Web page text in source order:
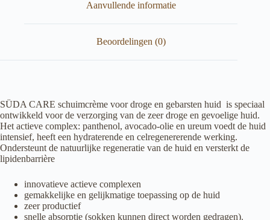
Aanvullende informatie
Beoordelingen (0)
SÜDA CARE schuimcrème voor droge en gebarsten huid is speciaal
ontwikkeld voor de verzorging van de zeer droge en gevoelige huid.
Het actieve complex: panthenol, avocado-olie en ureum voedt de huid
intensief, heeft een hydraterende en celregenererende werking. ​
Ondersteunt de natuurlijke regeneratie van de huid en versterkt de
lipidenbarrière
innovatieve actieve complexen
gemakkelijke en gelijkmatige toepassing op de huid
zeer productief
snelle absorptie (sokken kunnen direct worden gedragen).